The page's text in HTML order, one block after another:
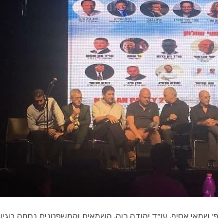
כל מה שחם בנדל"ן
מחיר למשתכן – חרבות ברזל היום שאחרי מחר, אוקטובר